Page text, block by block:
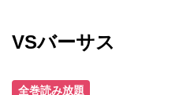
VSバーサス
全巻読み放題